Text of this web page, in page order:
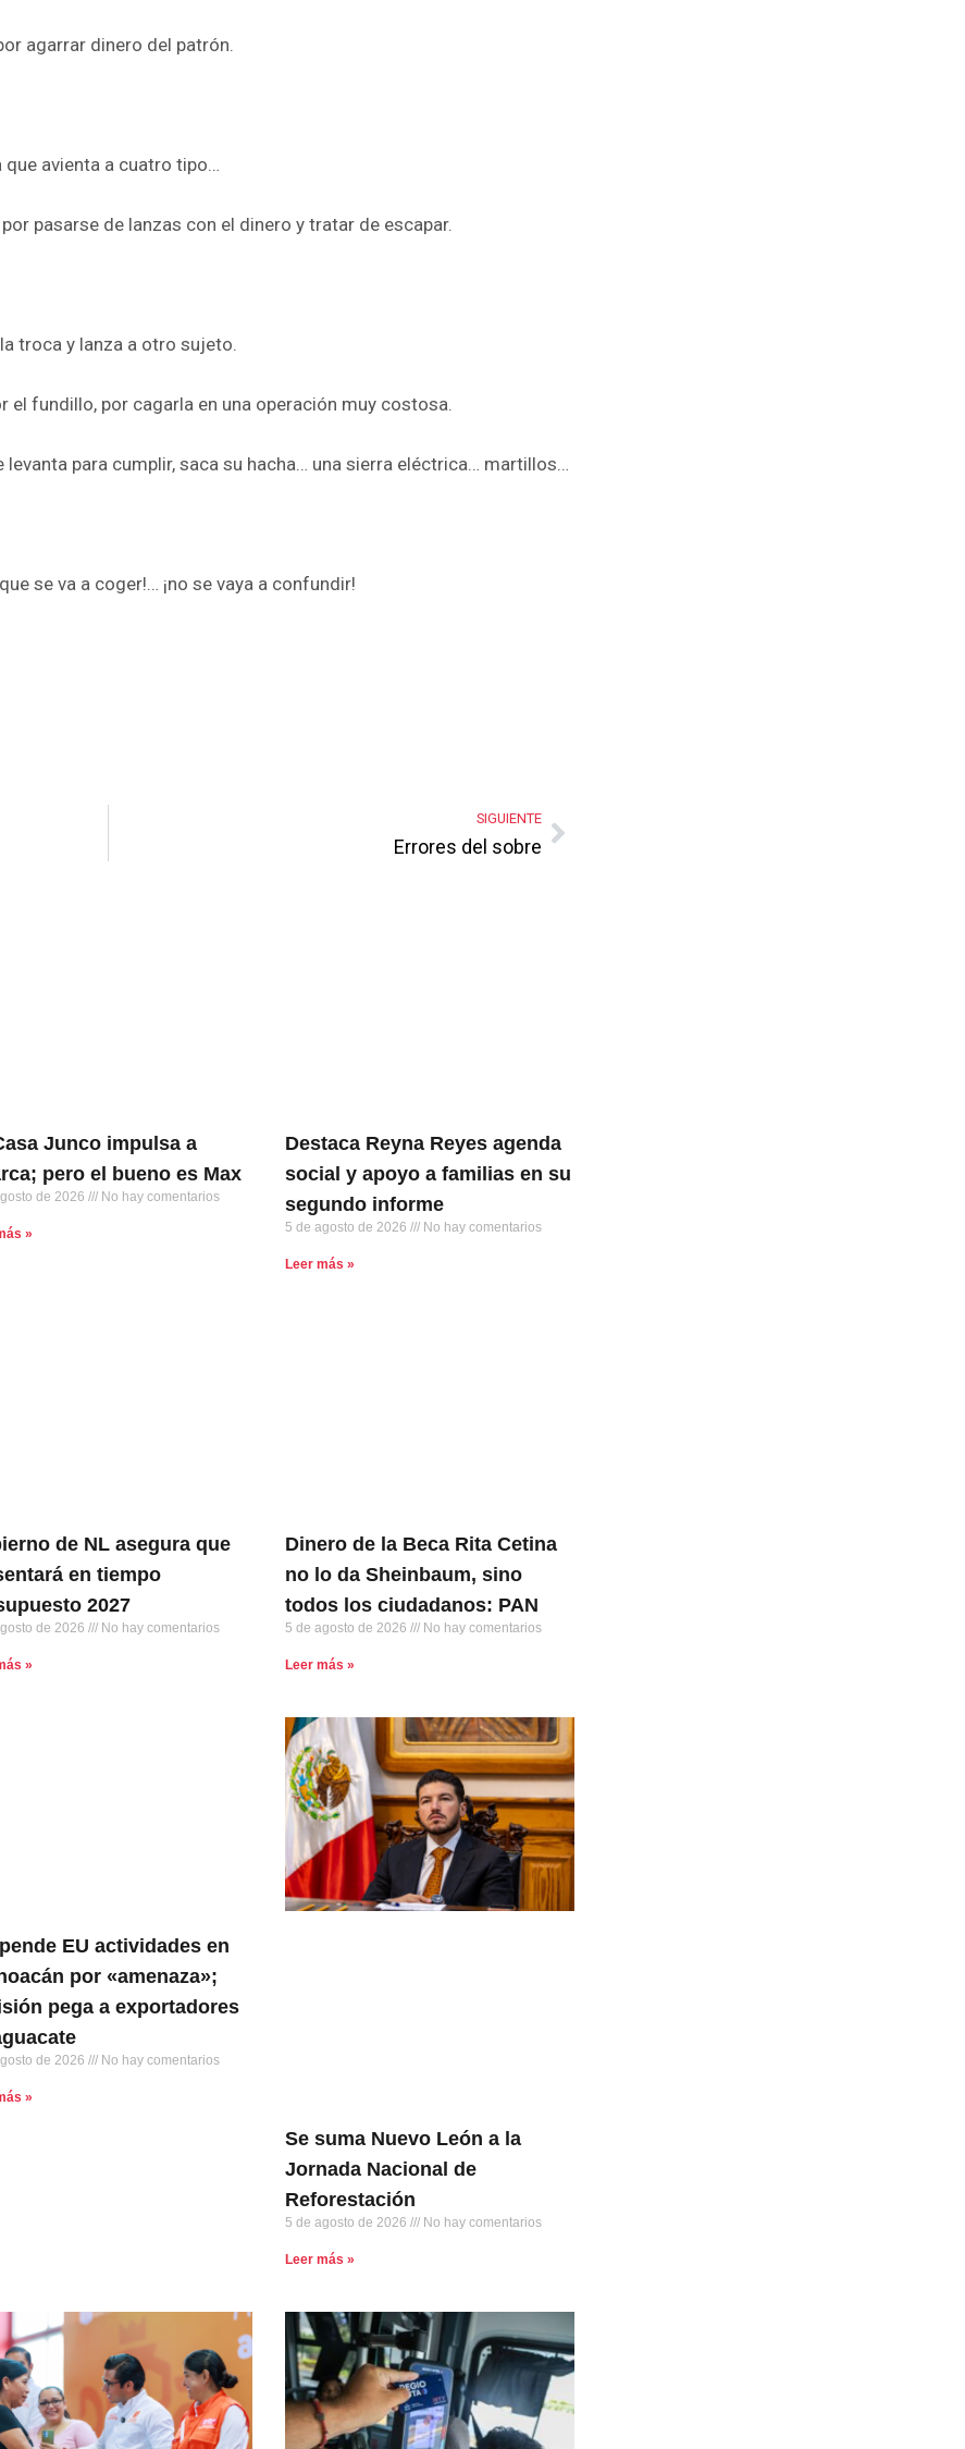
agarrar dinero del patrón.
avienta a cuatro tipo…
pasarse de lanzas con el dinero y tratar de escapar.
troca y lanza a otro sujeto.
el fundillo, por cagarla en una operación muy costosa.
levanta para cumplir, saca su hacha… una sierra eléctrica… martillos…
se va a coger!… ¡no se vaya a confundir!
SIGUIENTE
Errores del sobre
Junco impulsa a
pero el bueno es Max
de 2026 No hay comentarios
»
Destaca Reyna Reyes agenda
social y apoyo a familias en su
segundo informe
5 de agosto de 2026 No hay comentarios
Leer más »
de NL asegura que
en tiempo
2027
de 2026 No hay comentarios
»
Dinero de la Beca Rita Cetina
no lo da Sheinbaum, sino
todos los ciudadanos: PAN
5 de agosto de 2026 No hay comentarios
Leer más »
EU actividades en
por «amenaza»;
pega a exportadores
de 2026 No hay comentarios
»
Se suma Nuevo León a la
Jornada Nacional de
Reforestación
5 de agosto de 2026 No hay comentarios
Leer más »